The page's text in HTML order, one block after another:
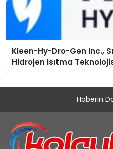
Kleen-Hy-Dro-Gen Inc.,
Hidrojen Isıtma
Düzenleyici Onaylarını
Haberin